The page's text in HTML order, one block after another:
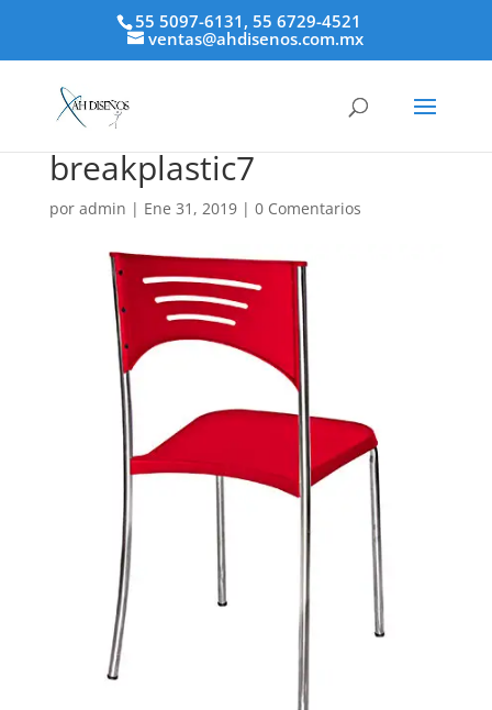
55 5097-6131, 55 6729-4521
ventas@ahdisenos.com.mx
breakplastic7
por admin | Ene 31, 2019| 0 Comentarios